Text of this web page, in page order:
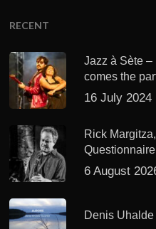
RECENT
Jazz à Sète
comes the
16 July 2024
Rick
Questionnaire
6 August
Denis Uhalde